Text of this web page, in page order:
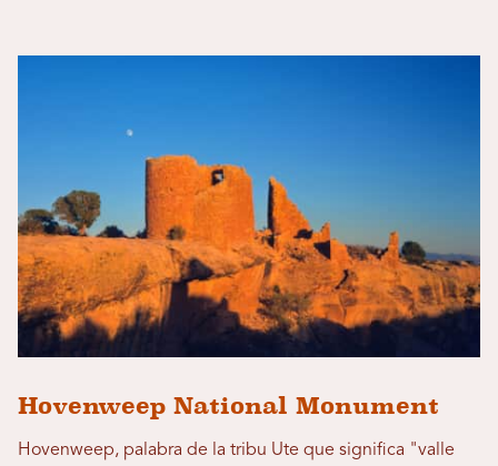
Hovenweep National Monument
Hovenweep, palabra de la tribu Ute que significa "valle